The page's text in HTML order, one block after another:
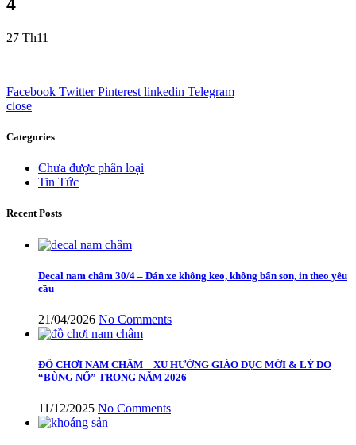
27 Th11
Facebook Twitter Pinterest linkedin Telegram
close
Categories
Chưa được phân loại
Tin Tức
Recent Posts
Decal nam châm 30/4 – Dán xe không keo, không bẩn sơn, in theo yêu
cầu
21/04/2026 No Comments
ĐỒ CHƠI NAM CHÂM – XU HƯỚNG GIÁO DỤC MỚI & LÝ DO
“BÙNG NỔ” TRONG NĂM 2026
11/12/2025 No Comments